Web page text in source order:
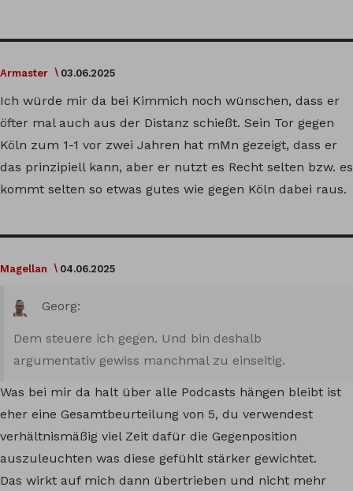
Armaster 03.06.2025
Ich würde mir da bei Kimmich noch wünschen, dass er
öfter mal auch aus der Distanz schießt. Sein Tor gegen
Köln zum 1-1 vor zwei Jahren hat mMn gezeigt, dass er
das prinzipiell kann, aber er nutzt es Recht selten bzw. es
kommt selten so etwas gutes wie gegen Köln dabei raus.
Magellan 04.06.2025
Georg:
Dem steuere ich gegen. Und bin deshalb
argumentativ gewiss manchmal zu einseitig.
Was bei mir da halt über alle Podcasts hängen bleibt ist
eher eine Gesamtbeurteilung von 5, du verwendest
verhältnismäßig viel Zeit dafür die Gegenposition
auszuleuchten was diese gefühlt stärker gewichtet.
Das wirkt auf mich dann übertrieben und nicht mehr